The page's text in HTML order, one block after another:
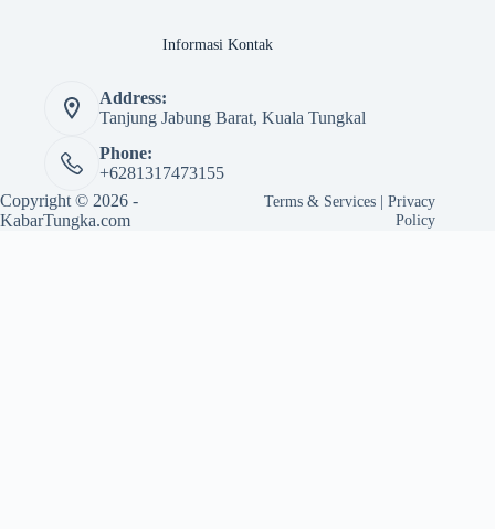
Informasi Kontak
Address:
Tanjung Jabung Barat, Kuala Tungkal
Phone:
+6281317473155
Copyright © 2026 -
KabarTungka.com
Terms & Services |Privacy
Policy